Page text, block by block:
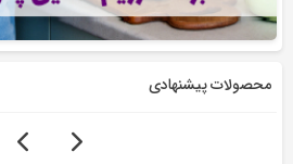
محصولات پیشنهادی